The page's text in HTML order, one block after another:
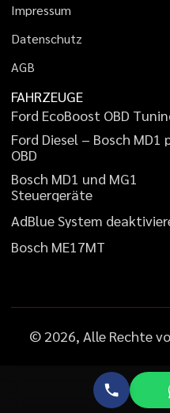
Impressum
Datenschutz
AGB
FAHRZEUGE
Ford EcoBoost OBD Tunin
Ford Diesel – Bosch MD1
OBD
Bosch MD1 und MG1
Steuergeräte
AdBlueSystem deaktivier
Bosch ME17MT
© 2026, Alle Rechte